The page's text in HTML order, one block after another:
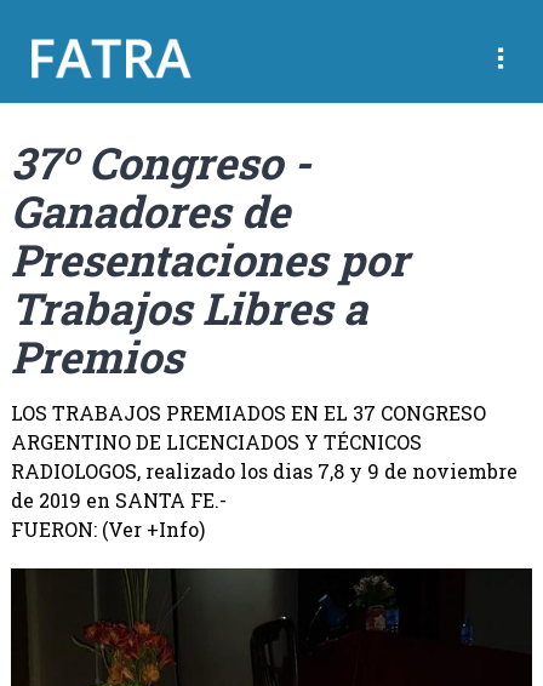
37º Congreso -
Ganadores de
Presentaciones por
Trabajos Libres a
Premios
LOS TRABAJOS PREMIADOS EN EL 37 CONGRESO
ARGENTINO DE LICENCIADOS Y TÉCNICOS
RADIOLOGOS, realizado los dias 7,8 y 9 de noviembre
de 2019 en SANTA FE.-
FUERON: (Ver +Info)